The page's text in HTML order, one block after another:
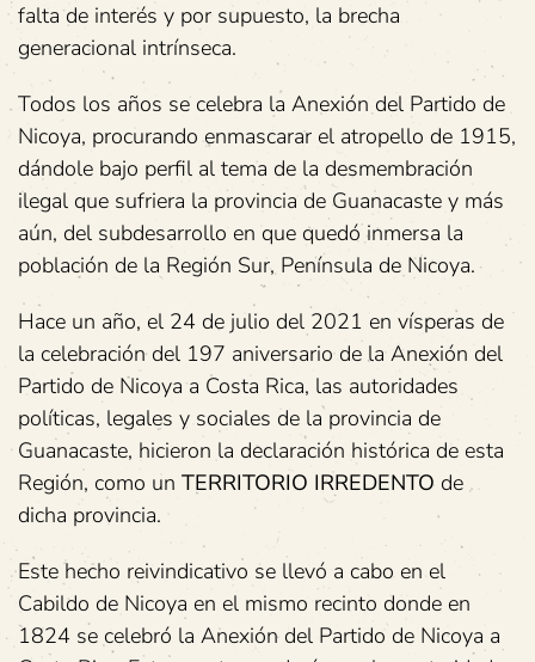
falta de interés y por supuesto, la brecha
generacional intrínseca.
Todos los años se celebra la Anexión del Partido de
Nicoya, procurando enmascarar el atropello de 1915,
dándole bajo perfil al tema de la desmembración
ilegal que sufriera la provincia de Guanacaste y más
aún, del subdesarrollo en que quedó inmersa la
población de la Región Sur, Península de Nicoya.
Hace un año, el 24 de julio del 2021 en vísperas de
la celebración del 197 aniversario de la Anexión del
Partido de Nicoya a Costa Rica, las autoridades
políticas, legales y sociales de la provincia de
Guanacaste, hicieron la declaración histórica de esta
Región, como un TERRITORIO IRREDENTO de
dicha provincia.
Este hecho reivindicativo se llevó a cabo en el
Cabildo de Nicoya en el mismo recinto donde en
1824 se celebró la Anexión del Partido de Nicoya a